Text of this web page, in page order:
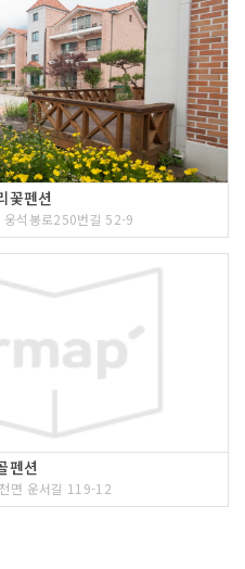
꽃펜션
웅석봉로250번길 52-9
펜션
면 운서길 119-12